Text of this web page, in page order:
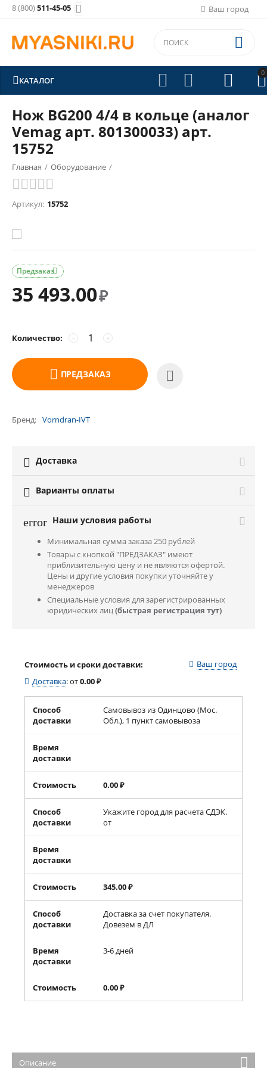
Ваш город
8 (800)511-45-05 
0


 

КАТАЛОГ
Нож BG200 4/4 в кольце (аналог
Vemag арт. 801300033) арт.
15752
Главная / Оборудование /
Волчковый инструмент (ножи, решетки, крестовины, втулки)
Артикул: 15752

Предзаказ
35 493.00₽
Количество: +
−
ПРЕДЗАКАЗ
Бренд Vorndran-IVT
 Доставка
 Варианты оплаты
error Наши условия работы
Минимальная сумма заказа 250 рублей
Товары с кнопкой "ПРЕДЗАКАЗ" имеют
приблизительную цену и не являются офертой.
Цены и другие условия покупки уточняйте у
менеджеров
Специальные условия для зарегистрированных
юридических лиц(быстрая регистрация тут)
Стоимость и сроки доставки:
Ваш город
Доставка:от0.00 ₽
Способ
доставки
Самовывоз из Одинцово (Мос.
Обл.), 1 пункт самовывоза
Время
доставки
Стоимость 0.00 ₽
Способ
доставки
Укажите город для расчета СДЭК.
от
Время
доставки
Стоимость 345.00 ₽
Способ
доставки
Доставка за счет покупателя.
Довезем в ДЛ
Время
доставки
3-6 дней
Стоимость 0.00 ₽
Описание